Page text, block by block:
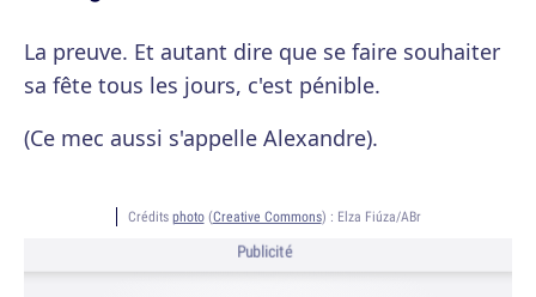
La preuve. Et autant dire que se faire souhaiter
sa fête tous les jours, c'est pénible.
(Ce mec aussi s'appelle Alexandre).
Crédits photo(Creative Commons) : Elza Fiúza/ABr
Publicité